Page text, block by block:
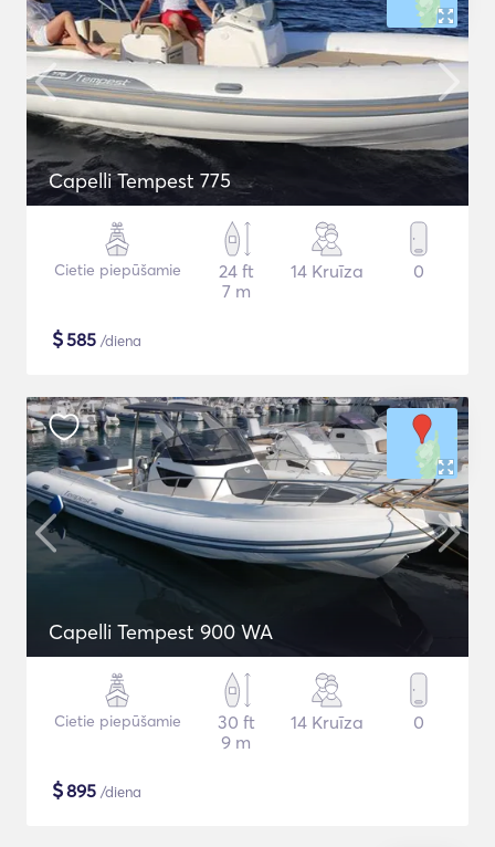
Capelli Tempest 775
Cietie piepūšamie
24 ft
7 m
14 Kruīza 0
$585 /diena
Capelli Tempest 900 WA
Cietie piepūšamie
30 ft
9 m
14 Kruīza 0
$895 /diena